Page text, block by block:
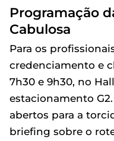
Programação
Cabulosa
Para os
credenciamento e
7h30 e 9h30, no
estacionamento
abertos para a
briefing sobre o